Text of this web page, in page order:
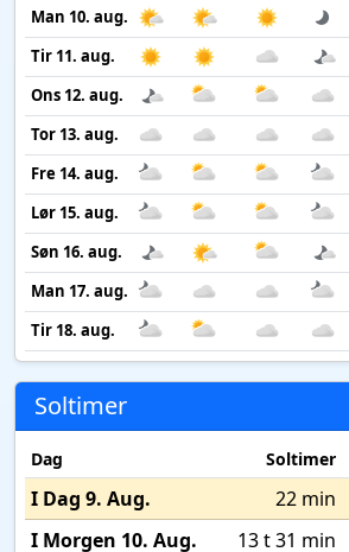
Man 10. aug.
Tir 11. aug.
Ons 12. aug.
Tor 13. aug.
Fre 14. aug.
Lør 15. aug.
Søn 16. aug.
Man 17. aug.
Tir 18. aug.
Soltimer
Dag Soltimer
I Dag 9. Aug. 22 min
I Morgen 10. Aug.
13 t 31 min